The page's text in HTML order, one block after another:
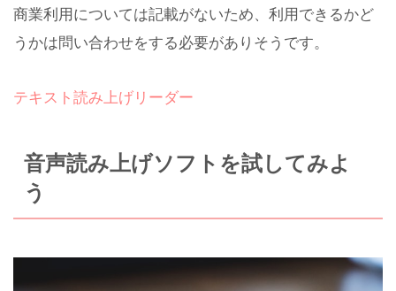
商業利用については記載がないため、利用できるかど
うかは問い合わせをする必要がありそうです。
テキスト読み上げリーダー
音声読み上げソフトを試してみよ
う